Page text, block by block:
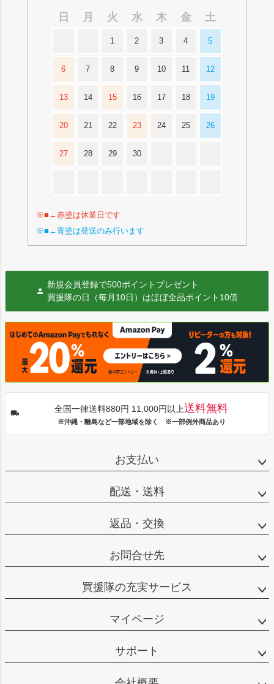
日
月 火 水 木 金 土
1 2 3 4 5
6 7 8 9 10 11 12
13 14 15 16 17 18 19
20 21 22 23 24 25 26
27 28 29 30
※■←赤塗は休業日です
※■←青塗は発送のみ行います
新規会員登録で500ポイントプレゼント
買援隊の日（毎月10日）はほぼ全品ポイント10倍
全国一律送料880円 11,000円以上送料無料
※沖縄・離島など一部地域を除く ※一部例外商品あり
お支払い
配送・送料
返品・交換
お問合せ先
買援隊の充実サービス
マイページ
サポート